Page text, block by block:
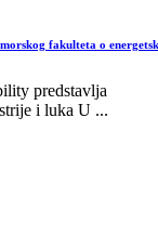
fakulteta o
predstavlja
i luka U ...